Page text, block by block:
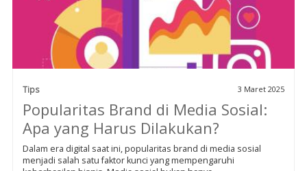
Tips 3 Maret 2025
Popularitas Brand di Media Sosial:
Apa yang Harus Dilakukan?
Dalam era digital saat ini, popularitas brand di media sosial
menjadi salah satu faktor kunci yang mempengaruhi